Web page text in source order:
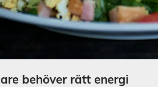
behöver rätt energi